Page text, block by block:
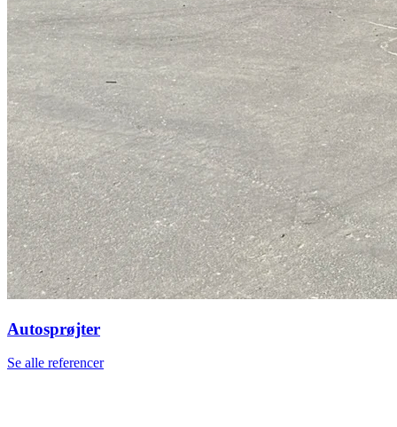
Autosprøjter
Se alle referencer